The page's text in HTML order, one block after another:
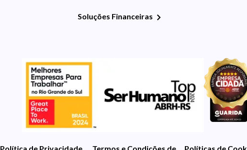
Soluções Financeiras
Política de Privacidade Termos e Condições de UsoPolíticas de